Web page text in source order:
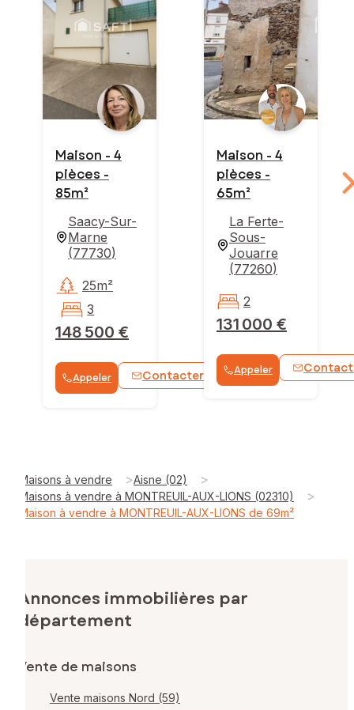
Maison - 4
pièces -
85m²
Saacy-Sur-
Marne
(77730)
148 500 €
25m²
3
Appeler Contacter WhatsApp
Maison - 4
pièces -
65m²
La Ferte-
Sous-
Jouarre
(77260)
131 000 €
2
Appeler
Maisons à vendre >Aisne (02) >
Maisons à vendre à MONTREUIL-AUX-LIONS (02310) >
Maison à vendre à MONTREUIL-AUX-LIONS de 69m²
Annonces immobilières par
département
Vente de maisons
Vente maisons Nord (59)